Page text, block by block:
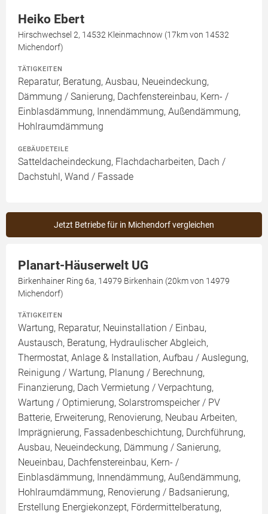
Heiko Ebert
Hirschwechsel 2, 14532 Kleinmachnow (17km von 14532
Michendorf)
TÄTIGKEITEN
Reparatur, Beratung, Ausbau, Neueindeckung,
Dämmung / Sanierung, Dachfenstereinbau, Kern- /
Einblasdämmung, Innendämmung, Außendämmung,
Hohlraumdämmung
GEBÄUDETEILE
Satteldacheindeckung, Flachdacharbeiten, Dach /
Dachstuhl, Wand / Fassade
Jetzt Betriebe für in Michendorf vergleichen
Planart-Häuserwelt UG
Birkenhainer Ring 6a, 14979 Birkenhain (20km von 14979
Michendorf)
TÄTIGKEITEN
Wartung, Reparatur, Neuinstallation / Einbau,
Austausch, Beratung, Hydraulischer Abgleich,
Thermostat, Anlage & Installation, Aufbau / Auslegung,
Reinigung / Wartung, Planung / Berechnung,
Finanzierung, Dach Vermietung / Verpachtung,
Wartung / Optimierung, Solarstromspeicher / PV
Batterie, Erweiterung, Renovierung, Neubau Arbeiten,
Imprägnierung, Fassadenbeschichtung, Durchführung,
Ausbau, Neueindeckung, Dämmung / Sanierung,
Neueinbau, Dachfenstereinbau, Kern- /
Einblasdämmung, Innendämmung, Außendämmung,
Hohlraumdämmung, Renovierung / Badsanierung,
Erstellung Energiekonzept, Fördermittelberatung,